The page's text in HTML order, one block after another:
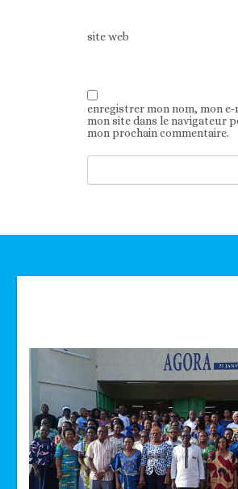
site web
enregistrer mon nom, mon e-
mon site dans le navigateur
mon prochain commentaire.